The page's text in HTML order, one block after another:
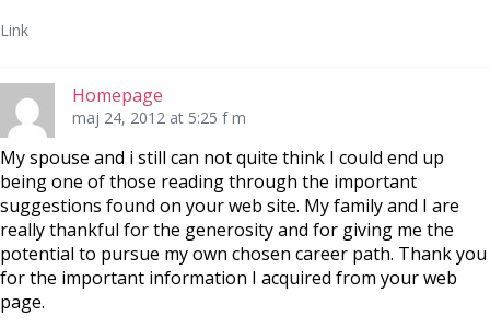
Link
Homepage
maj 24, 2012 at 5:25 f m
My spouse and i still can not quite think I could end up
being one of those reading through the important
suggestions found on your web site. My family and I are
really thankful for the generosity and for giving me the
potential to pursue my own chosen career path. Thank you
for the important information I acquired from your web
page.